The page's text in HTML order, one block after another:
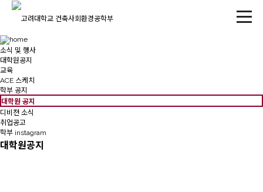
소식 및 행사
대학원공지
교육
ACE 스케치
학부 공지
대학원 공지
디비젼 소식
취업공고
학부 instagram
대학원공지